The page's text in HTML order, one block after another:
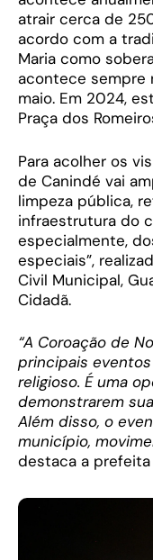
atrair cerca de
acordo com a
Maria como
acontece sempre
maio. Em 2024,
Praça dos
Para acolher os
de Canindé vai
limpeza pública,
infraestrutura do
especialmente,
especiais”,
Civil Municipal,
Cidadã.
“A Coroação de
principais
religioso. É uma
demonstrarem
Além disso, o
município,
destaca a prefeita